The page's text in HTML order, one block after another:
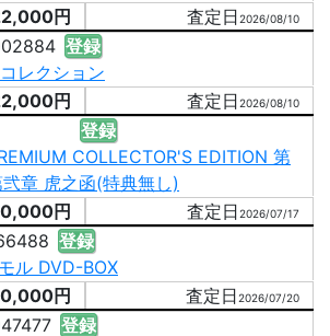
円
2026/08/10
登録
レクション
円
2026/08/10
登録
COLLECTOR'S EDITION 第
章 虎之函(特典無し)
円
2026/07/17
登録
ル DVD-BOX
円
2026/07/20
登録